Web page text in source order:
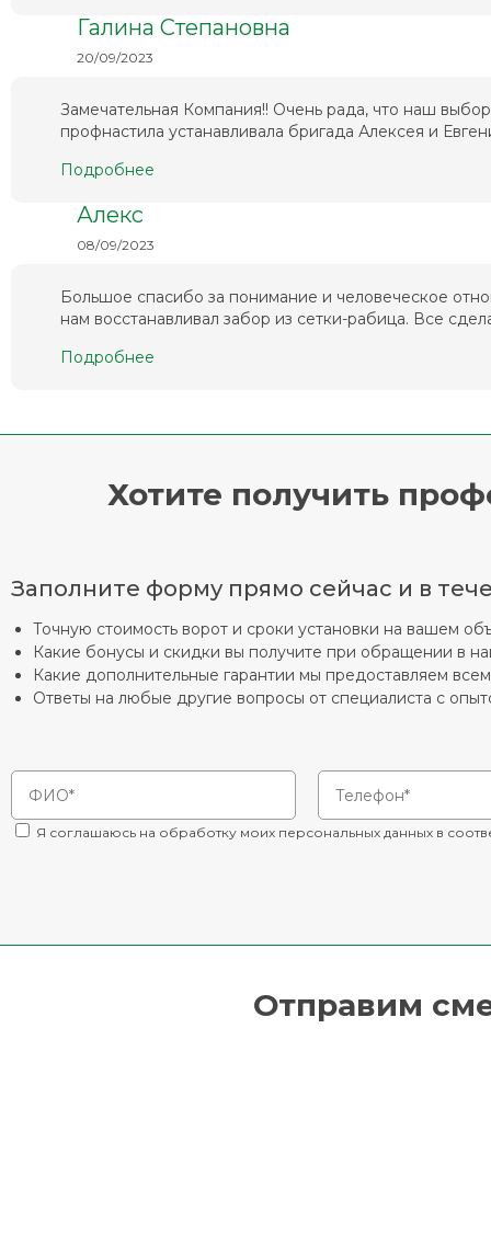
Галина Степановна
20/09/2023
Замечательная Компания!! Очень рада, что наш
профнастила устанавливала бригада Алексея и
Подробнее
Алекс
08/09/2023
Большое спасибо за понимание и человеческое
нам восстанавливал забор из сетки-рабица. Все
Подробнее
Хотите получить
Заполните форму прямо сейчас и в
Точную стоимость ворот и сроки установки на вашем
Какие бонусы и скидки вы получите при обращении в
Какие дополнительные гарантии мы предоставляем
Ответы на любые другие вопросы от специалиста с
Я соглашаюсь на обработку моих персональных данных в
Отправим